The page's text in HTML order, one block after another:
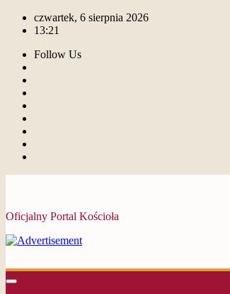
czwartek, 6 sierpnia 2026
13:21
Follow Us
Oficjalny Portal Kościoła